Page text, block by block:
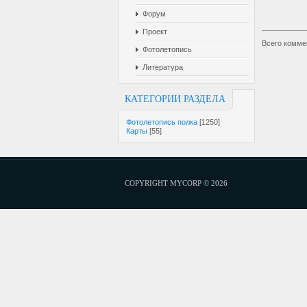
Форум
Проект
Фотолетопись
Литература
КАТЕГОРИИ РАЗДЕЛА
Фотолетопись полка [1250]
Карты [55]
Всего
COPYRIGHT MYCORP © 2026